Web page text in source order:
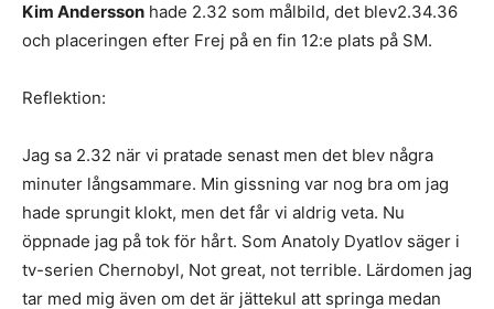
Kim Andersson hade 2.32 som målbild, det blev2.34.36
och placeringen efter Frej på en fin 12:e plats på SM.
Reflektion:
Jag sa 2.32 när vi pratade senast men det blev några
minuter långsammare. Min gissning var nog bra om jag
hade sprungit klokt, men det får vi aldrig veta. Nu
öppnade jag på tok för hårt. Som Anatoly Dyatlov säger i
tv-serien Chernobyl, Not great, not terrible. Lärdomen jag
tar med mig även om det är jättekul att springa medan